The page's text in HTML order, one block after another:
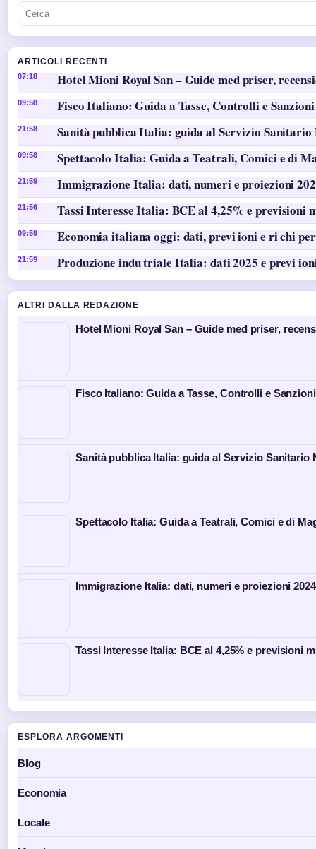
ARTICOLI RECENTI
07:18 Hotel Mioni Royal San – Guide med priser,
09:58 Fisco Italiano: Guida a Tasse, Controlli e Sanzioni
21:58 Sanità pubblica Italia: guida al Servizio Sanitario
09:58 Spettacolo Italia: Guida a Teatrali, Comici e di
21:59 Immigrazione Italia: dati, numeri e proiezioni
21:56 Tassi Interesse Italia: BCE al 4,25% e previsioni
09:59 Economia italiana oggi: dati, previ ioni e ri chi
21:59 Produzione indu triale Italia: dati 2025 e previ
ALTRI DALLA REDAZIONE
Hotel Mioni Royal San – Guide med priser,
Fisco Italiano: Guida a Tasse, Controlli e Sanzioni
Sanità pubblica Italia: guida al Servizio Sanitario
Spettacolo Italia: Guida a Teatrali, Comici e di
Immigrazione Italia: dati, numeri e proiezioni
Tassi Interesse Italia: BCE al 4,25% e previsioni
ESPLORA ARGOMENTI
Blog
Economia
Locale